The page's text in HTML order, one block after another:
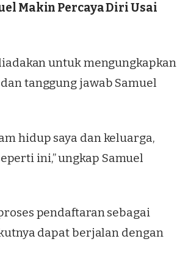
Makin Percaya Diri Usai
untuk mengungkapkan
tanggung jawab Samuel
hidup saya dan keluarga,
ini,” ungkap Samuel
pendaftaran sebagai
dapat berjalan dengan